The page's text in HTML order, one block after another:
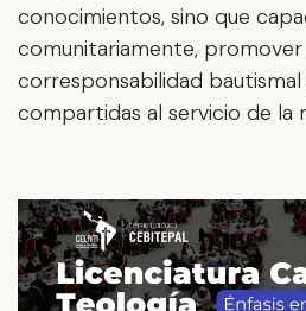
conocimientos, sino que
comunitariamente, promover
corresponsabilidad
compartidas al servicio de la